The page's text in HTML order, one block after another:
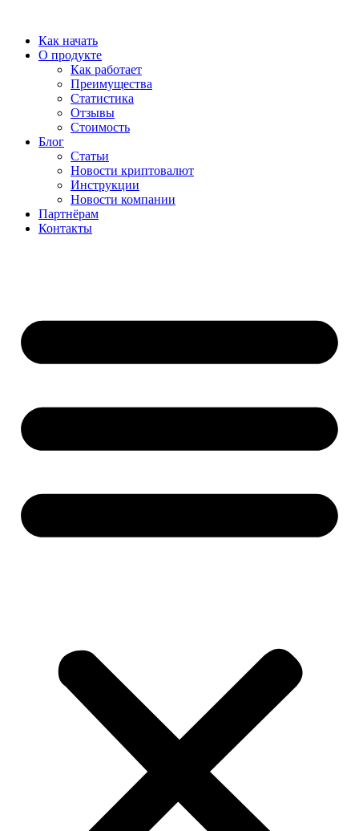
содержимому
Как начать
О продукте
Как работает
Преимущества
Статистика
Отзывы
Стоимость
Блог
Статьи
Новости криптовалют
Инструкции
Новости компании
Партнёрам
Контакты